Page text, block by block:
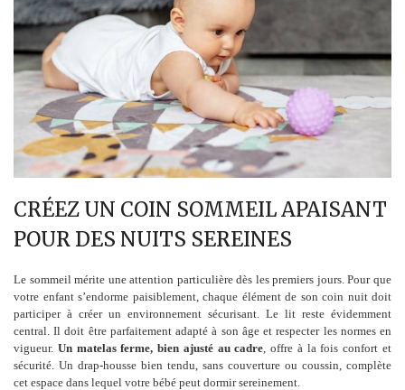
CRÉEZ UN COIN SOMMEIL APAISANT
POUR DES NUITS SEREINES
Le sommeil mérite une attention particulière dès les premiers jours. Pour que
votre enfant s’endorme paisiblement, chaque élément de son coin nuit doit
participer à créer un environnement sécurisant. Le lit reste évidemment
central. Il doit être parfaitement adapté à son âge et respecter les normes en
vigueur. Un matelas ferme, bien ajusté au cadre , offre à la fois confort et
sécurité. Un drap-housse bien tendu, sans couverture ou coussin, complète
cet espace dans lequel votre bébé peut dormir sereinement.